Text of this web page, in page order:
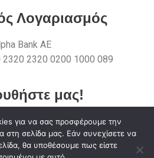
Λογαριασμός
Bank AE
2320 2320 0200 1000 089
μας!
για να σας προσφέρουμε την
στη σελίδα μας. Εάν συνεχίσετε να
θα υποθέσουμε πως είστε